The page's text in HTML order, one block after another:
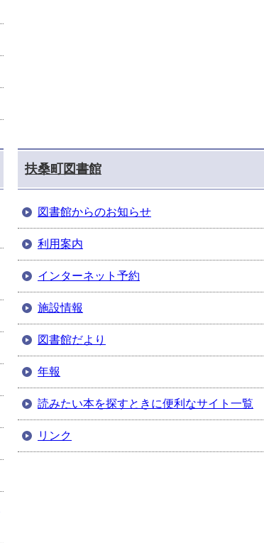
扶桑町図書館
図書館からのお知らせ
利用案内
インターネット予約
施設情報
図書館だより
年報
読みたい本を探すときに便利なサイト一覧
リンク